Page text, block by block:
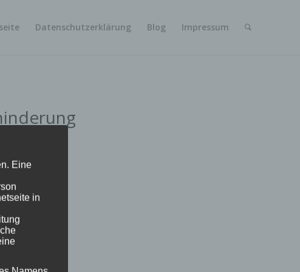
Datenschutzerklärung Blog Impressum
Eine
in